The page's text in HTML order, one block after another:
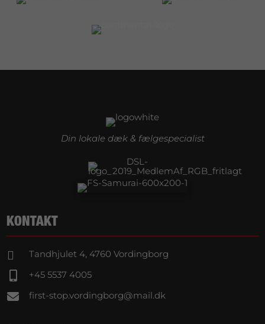
Din lokale dæk & fælgespecialist
KONTAKT
 Tandhjulet 4, 4760 Vordingborg
+45 5537 4005
 first-stop.vordingborg@mail.dk